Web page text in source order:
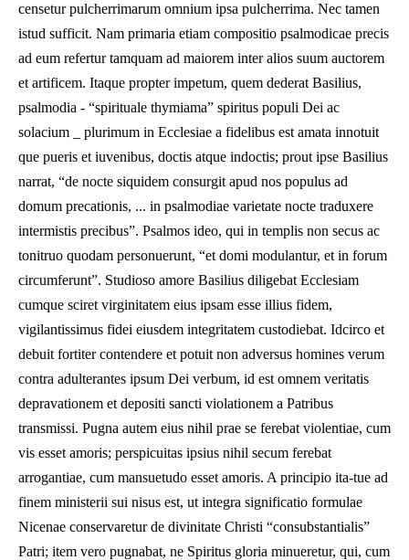
censetur pulcherrimarum omnium ipsa pulcherrima. Nec tamen
istud sufficit. Nam primaria etiam compositio psalmodicae precis
ad eum refertur tamquam ad maiorem inter alios suum auctorem
et artificem. Itaque propter impetum, quem dederat Basilius,
psalmodia - “spirituale thymiama” spiritus populi Dei ac
solacium _ plurimum in Ecclesiae a fidelibus est amata innotuit
que pueris et iuvenibus, doctis atque indoctis; prout ipse Basilius
narrat, “de nocte siquidem consurgit apud nos populus ad
domum precationis, ... in psalmodiae varietate nocte traduxere
intermistis precibus”. Psalmos ideo, qui in templis non secus ac
tonitruo quodam personuerunt, “et domi modulantur, et in forum
circumferunt”. Studioso amore Basilius diligebat Ecclesiam
cumque sciret virginitatem eius ipsam esse illius fidem,
vigilantissimus fidei eiusdem integritatem custodiebat. Idcirco et
debuit fortiter contendere et potuit non adversus homines verum
contra adulterantes ipsum Dei verbum, id est omnem veritatis
depravationem et depositi sancti violationem a Patribus
transmissi. Pugna autem eius nihil prae se ferebat violentiae, cum
vis esset amoris; perspicuitas ipsius nihil secum ferebat
arrogantiae, cum mansuetudo esset amoris. A principio ita-tue ad
finem ministerii sui nisus est, ut integra significatio formulae
Nicenae conservaretur de divinitate Christi “consubstantialis”
Patri; item vero pugnabat, ne Spiritus gloria minueretur, qui, cum